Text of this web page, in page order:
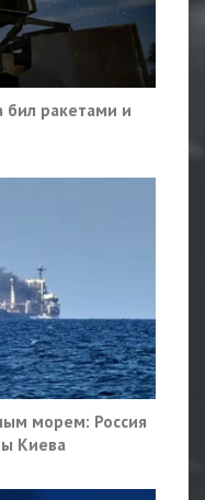
бил ракетами и
морем: Россия
Киева